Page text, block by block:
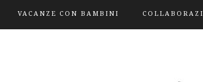
VACANZE CON BAMBINI